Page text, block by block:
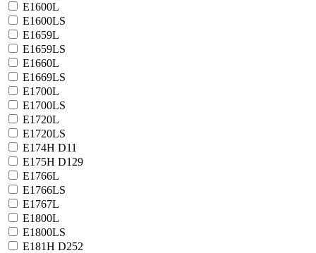
E1600L
E1600LS
E1659L
E1659LS
E1660L
E1669LS
E1700L
E1700LS
E1720L
E1720LS
E174H D11
E175H D129
E1766L
E1766LS
E1767L
E1800L
E1800LS
E181H D252